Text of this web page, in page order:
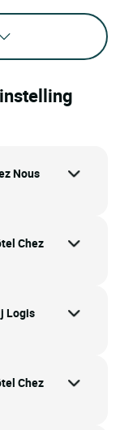
Nous
Chez
Logis
Chez